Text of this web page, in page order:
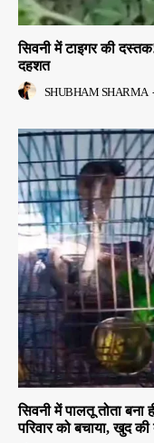
सिवनी में टाइगर की
दहशत
SHUBHAM SHARMA
सिवनी में पालतू तोता
परिवार को बचाया, खुद की